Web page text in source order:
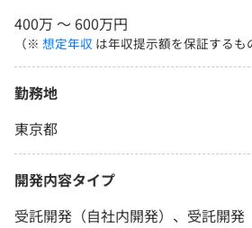
400万 〜 600万円
（※ 想定年収 は年収提示額を保証するも
勤務地
東京都
開発内容タイプ
受託開発（自社内開発）、受託開発